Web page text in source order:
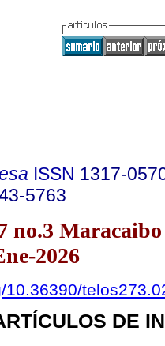
ISSN 1317-
5763
no.3
2026
10.36390/
DE